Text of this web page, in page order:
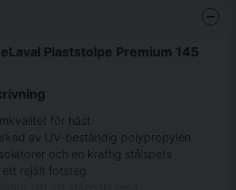
Plaststolpe Premium 145
för häst.
av UV-beständig polypropylen.
och en kraftig stålspets
rejält fotsteg.